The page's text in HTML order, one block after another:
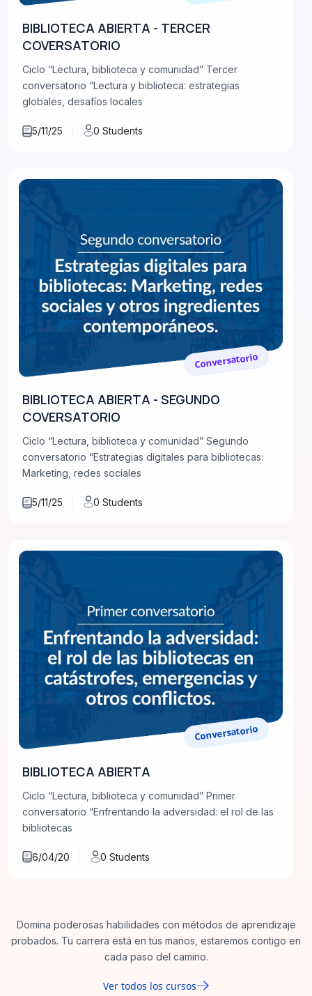
BIBLIOTECA ABIERTA - TERCER
COVERSATORIO
Ciclo “Lectura, biblioteca y comunidad” Tercer
conversatorio “Lectura y biblioteca: estrategias
globales, desafíos locales
5/11/25 0 Students
Conversatorio
BIBLIOTECA ABIERTA - SEGUNDO
COVERSATORIO
Ciclo “Lectura, biblioteca y comunidad” Segundo
conversatorio “Estrategias digitales para bibliotecas:
Marketing, redes sociales
5/11/25 0 Students
Conversatorio
BIBLIOTECA ABIERTA
Ciclo “Lectura, biblioteca y comunidad” Primer
conversatorio “Enfrentando la adversidad: el rol de las
bibliotecas
6/04/20 0 Students
Domina poderosas habilidades con métodos de aprendizaje
probados. Tu carrera está en tus manos, estaremos contigo en
cada paso del camino.
Ver todos los cursos